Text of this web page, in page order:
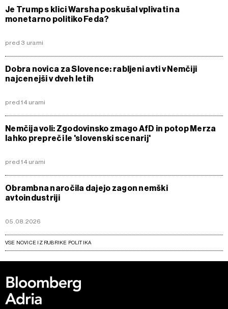
Je Trump s klici Warsha poskušal vplivati na
monetarno politiko Feda?
pred 3 urami
Dobra novica za Slovence: rabljeni avti v Nemčiji
najcenejši v dveh letih
pred 14 urami
Nemčija voli: Zgodovinsko zmago AfD in potop Merza
lahko prepreči le 'slovenski scenarij'
pred 14 urami
Obrambna naročila dajejo zagon nemški
avtoindustriji
05.08.2026
VSE NOVICE IZ RUBRIKE POLITIKA